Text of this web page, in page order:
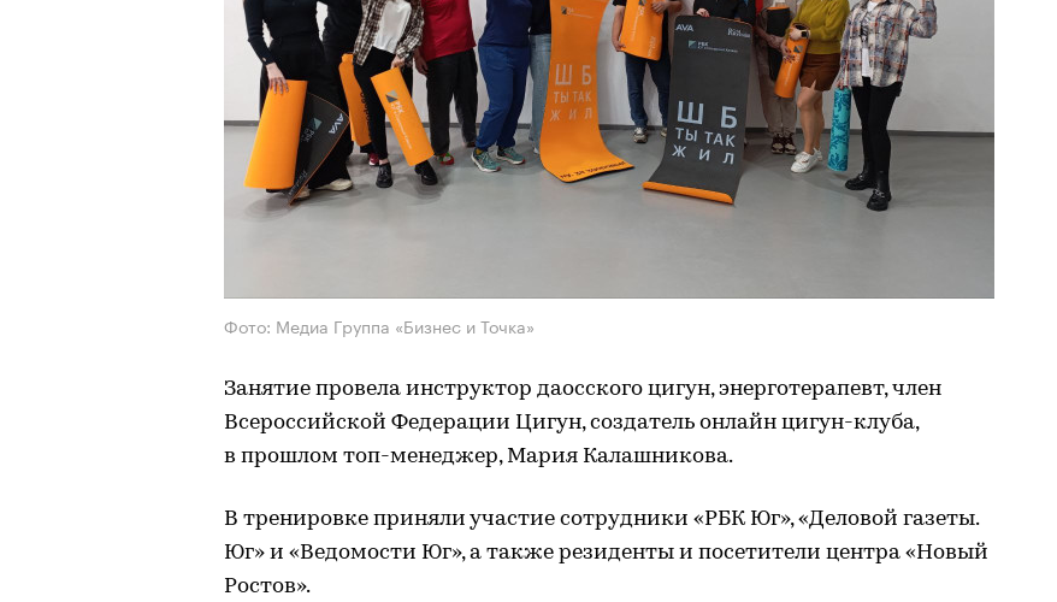
Фото: Медиа Группа «Бизнес и Точка»
Занятие провела инструктор даосского цигун, энерготерапевт, член
Всероссийской Федерации Цигун, создатель онлайн цигун-клуба,
в прошлом топ-менеджер, Мария Калашникова.
В тренировке приняли участие сотрудники «РБК Юг», «Деловой газеты.
Юг» и «Ведомости Юг», а также резиденты и посетители центра «Новый
Ростов».